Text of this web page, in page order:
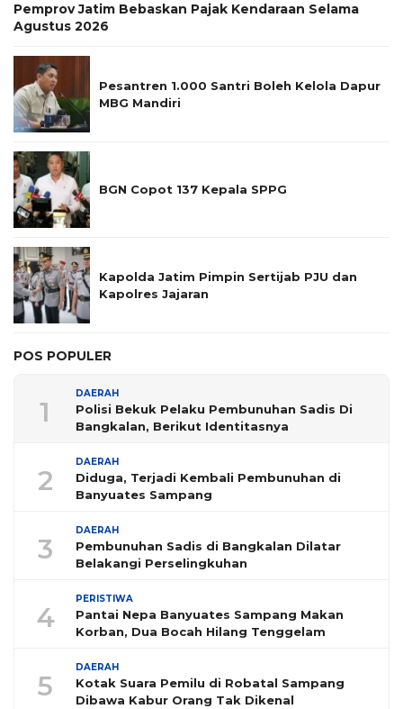
Pemprov Jatim Bebaskan Pajak Kendaraan Selama
Agustus 2026
Pesantren 1.000 Santri Boleh Kelola Dapur
MBG Mandiri
BGN Copot 137 Kepala SPPG
Kapolda Jatim Pimpin Sertijab PJU dan
Kapolres Jajaran
POS POPULER
1
DAERAH
Polisi Bekuk Pelaku Pembunuhan Sadis Di
Bangkalan, Berikut Identitasnya
2
DAERAH
Diduga, Terjadi Kembali Pembunuhan di
Banyuates Sampang
3
DAERAH
Pembunuhan Sadis di Bangkalan Dilatar
Belakangi Perselingkuhan
4
PERISTIWA
Pantai Nepa Banyuates Sampang Makan
Korban, Dua Bocah Hilang Tenggelam
5
DAERAH
Kotak Suara Pemilu di Robatal Sampang
Dibawa Kabur Orang Tak Dikenal